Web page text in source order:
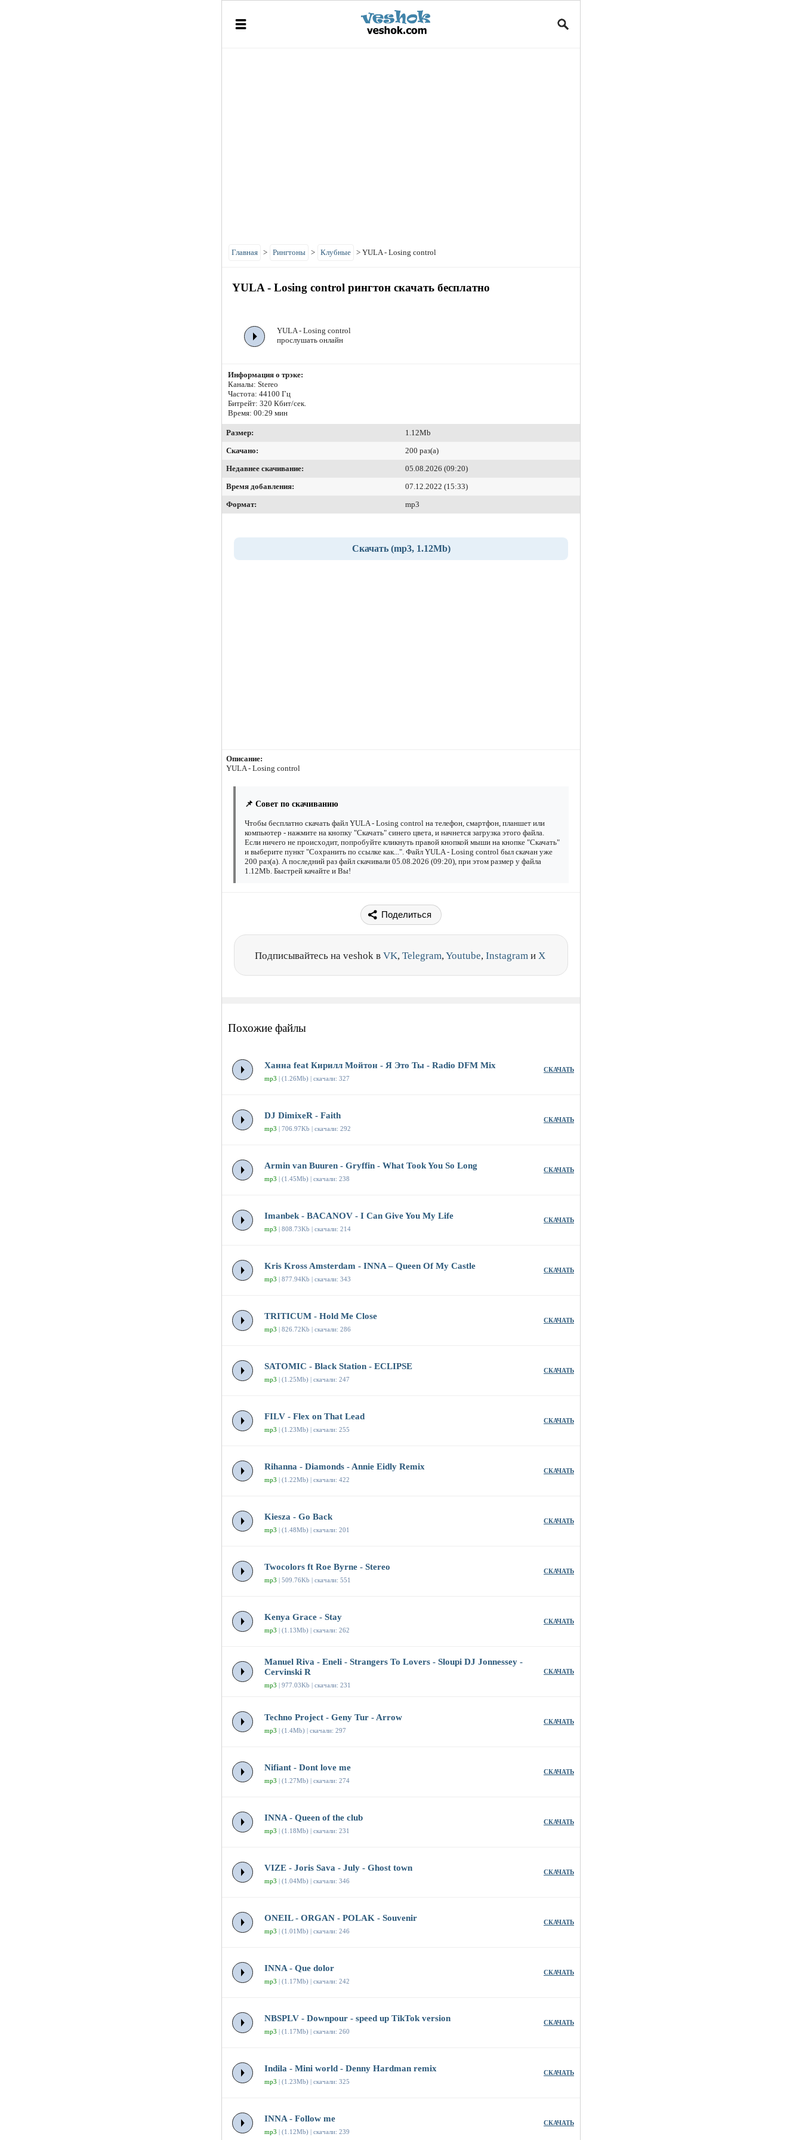
Главная > Рингтоны > Клубные > YULA - Losing control
YULA - Losing control рингтон скачать бесплатно
YULA - Losing control
прослушать онлайн
Информация о трэке:
Каналы: Stereo
Частота: 44100 Гц
Битрейт: 320 Кбит/сек.
Время: 00:29 мин
Размер:
1.12Mb
Скачано:
200 раз(а)
Недавнее скачивание:
05.08.2026 (09:20)
Время добавления:
07.12.2022 (15:33)
Формат:
mp3
Скачать (mp3, 1.12Mb)
Описание:
YULA - Losing control
📌 Совет по скачиванию
Чтобы бесплатно скачать файл YULA - Losing control на телефон, смартфон, планшет или
компьютер - нажмите на кнопку "Скачать" синего цвета, и начнется загрузка этого файла.
Если ничего не происходит, попробуйте кликнуть правой кнопкой мыши на кнопке "Скачать"
и выберите пункт "Сохранить по ссылке как...". Файл YULA - Losing control был скачан уже
200 раз(а). А последний раз файл скачивали 05.08.2026 (09:20), при этом размер у файла
1.12Mb. Быстрей качайте и Вы!
Поделиться
Подписывайтесь на veshok в VK, Telegram,Youtube, Instagram и X
Похожие файлы
Ханна feat Кирилл Мойтон - Я Это Ты - Radio DFM Mix
mp3 | (1.26Mb) | скачали: 327
СКАЧАТЬ
DJ DimixeR - Faith
mp3 | 706.97Kb | скачали: 292
СКАЧАТЬ
Armin van Buuren - Gryffin - What Took You So Long
mp3 | (1.45Mb) | скачали: 238
СКАЧАТЬ
Imanbek - BACANOV - I Can Give You My Life
mp3 | 808.73Kb | скачали: 214
СКАЧАТЬ
Kris Kross Amsterdam - INNA – Queen Of My Castle
mp3 | 877.94Kb | скачали: 343
СКАЧАТЬ
TRITICUM - Hold Me Close
mp3 | 826.72Kb | скачали: 286
СКАЧАТЬ
SATOMIC - Black Station - ECLIPSE
mp3 | (1.25Mb) | скачали: 247
СКАЧАТЬ
FILV - Flex on That Lead
mp3 | (1.23Mb) | скачали: 255
СКАЧАТЬ
Rihanna - Diamonds - Annie Eidly Remix
mp3 | (1.22Mb) | скачали: 422
СКАЧАТЬ
Kiesza - Go Back
mp3 | (1.48Mb) | скачали: 201
СКАЧАТЬ
Twocolors ft Roe Byrne - Stereo
mp3 | 509.76Kb | скачали: 551
СКАЧАТЬ
Kenya Grace - Stay
mp3 | (1.13Mb) | скачали: 262
СКАЧАТЬ
Manuel Riva - Eneli - Strangers To Lovers - Sloupi DJ Jonnessey -
Cervinski R
mp3 | 977.03Kb | скачали: 231
СКАЧАТЬ
Techno Project - Geny Tur - Arrow
mp3 | (1.4Mb) | скачали: 297
СКАЧАТЬ
Nifiant - Dont love me
mp3 | (1.27Mb) | скачали: 274
СКАЧАТЬ
INNA - Queen of the club
mp3 | (1.18Mb) | скачали: 231
СКАЧАТЬ
VIZE - Joris Sava - July - Ghost town
mp3 | (1.04Mb) | скачали: 346
СКАЧАТЬ
ONEIL - ORGAN - POLAK - Souvenir
mp3 | (1.01Mb) | скачали: 246
СКАЧАТЬ
INNA - Que dolor
mp3 | (1.17Mb) | скачали: 242
СКАЧАТЬ
NBSPLV - Downpour - speed up TikTok version
mp3 | (1.17Mb) | скачали: 260
СКАЧАТЬ
Indila - Mini world - Denny Hardman remix
mp3 | (1.23Mb) | скачали: 325
СКАЧАТЬ
INNA - Follow me
mp3 | (1.12Mb) | скачали: 239
СКАЧАТЬ